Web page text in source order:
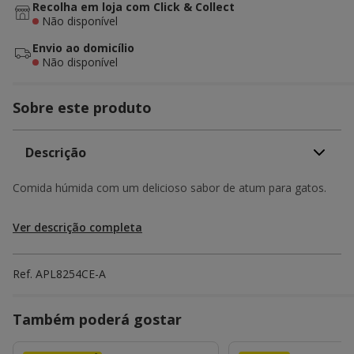
Recolha em loja com Click & Collect
Não disponível
Envio ao domicílio
Não disponível
Sobre este produto
Descrição
Comida húmida com um delicioso sabor de atum para gatos.
Ver descrição completa
Ref. APL8254CE-A
Também poderá gostar